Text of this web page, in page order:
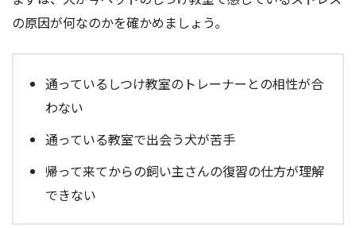
の原因が何なのかを確かめましょう。
通っているしつけ教室のトレーナーとの相性が合
わない
通っている教室で出会う犬が苦手
帰って来てからの飼い主さんの復習の仕方が理解
できない